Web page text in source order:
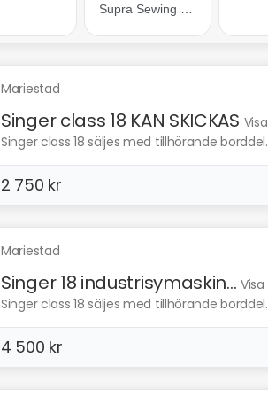
Mariestad
Singer class 18 KAN SKICKAS
Singer class 18 säljes med tillhörande
2 750 kr
Mariestad
Singer 18 industrisymaskin...
Singer class 18 säljes med tillhörande
4 500 kr